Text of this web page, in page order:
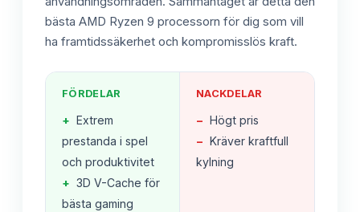
bästa AMD Ryzen 9 processorn för dig som vill
ha framtidssäkerhet och kompromisslös kraft.
FÖRDELAR
+ Extrem
prestanda i spel
och produktivitet
+ 3D V-Cache för
bästa gaming
NACKDELAR
− Högt pris
− Kräver kraftfull
kylning